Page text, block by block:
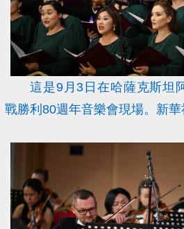
這是9月3日在哈薩克斯坦
戰勝利80週年音樂會現場。新